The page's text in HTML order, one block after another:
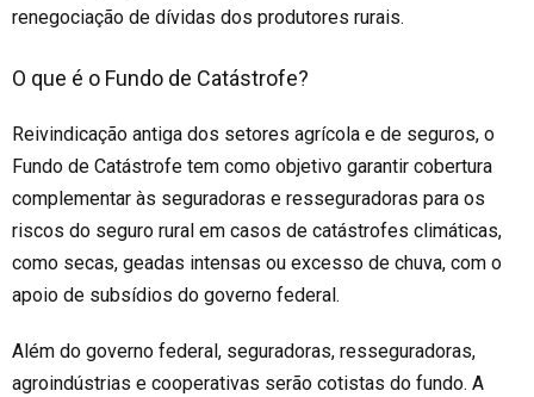
renegociação de dívidas dos produtores rurais.
O que é o Fundo de Catástrofe?
Reivindicação antiga dos setores agrícola e de seguros, o
Fundo de Catástrofe tem como objetivo garantir cobertura
complementar às seguradoras e resseguradoras para os
riscos do seguro rural em casos de catástrofes climáticas,
como secas, geadas intensas ou excesso de chuva, com o
apoio de subsídios do governo federal.
Além do governo federal, seguradoras, resseguradoras,
agroindústrias e cooperativas serão cotistas do fundo. A